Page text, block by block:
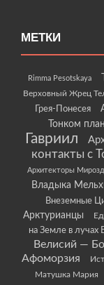
МЕТКИ
Rimma Pesotskaya
Верховный Жрец
Грея-Понесея
Тонком
Гавриил
контакты с
Архитекторы
Владыка
Внеземные
Арктурианцы
на Земле в
Велисий —
Афоморзия
Матушка Мария